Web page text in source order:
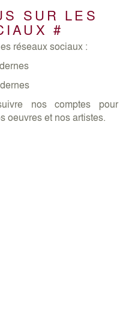
SUR LES
#
réseaux sociaux :
nos comptes pour
oeuvres et nos artistes.